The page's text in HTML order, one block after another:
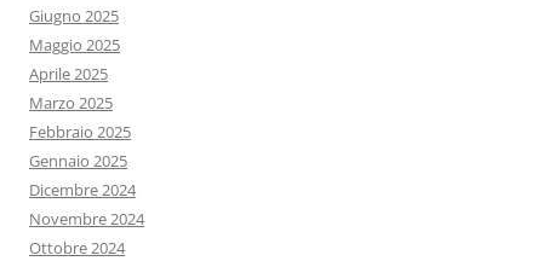
Giugno 2025
Maggio 2025
Aprile 2025
Marzo 2025
Febbraio 2025
Gennaio 2025
Dicembre 2024
Novembre 2024
Ottobre 2024